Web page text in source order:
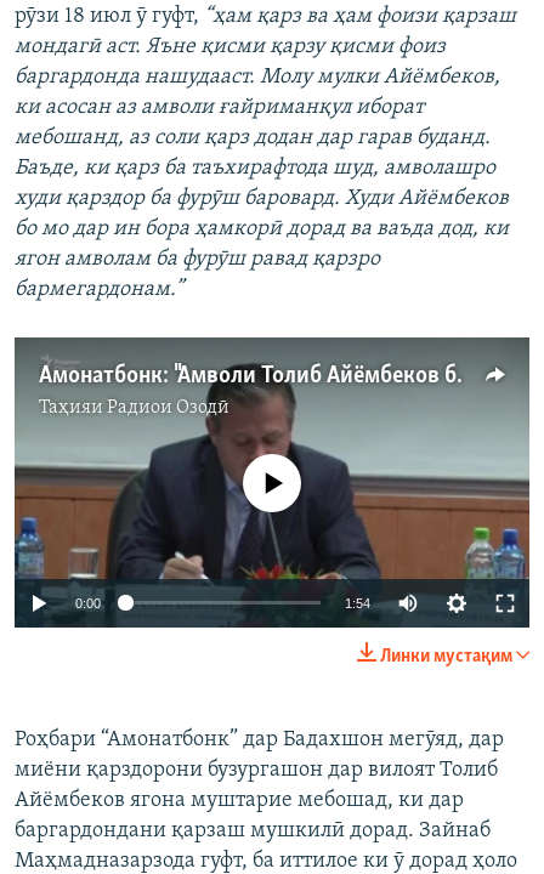
рӯзи 18 июл ӯ гуфт, “ҳам қарз ва ҳам фоизи қарзаш
мондагӣ аст. Яъне қисми қарзу қисми фоиз
баргардонда нашудааст. Молу мулки Айёмбеков,
ки асосан аз амволи ғайриманқул иборат
мебошанд, аз соли қарз додан дар гарав буданд.
Баъде, ки қарз ба таъхирафтода шуд, амволашро
худи қарздор ба фурӯш баровард. Худи Айёмбеков
бо мо дар ин бора ҳамкорӣ дорад ва ваъда дод, ки
ягон амволам ба фурӯш равад қарзро
бармегардонам.”
Амонатбонк: "Амволи Толиб Айёмбеков ба фурӯш гузошта шуд"
Таҳияи Радиои Озодӣ
Феълан кор намекунад
0:00 1:54
Линки мустақим
​Роҳбари “Амонатбонк” дар Бадахшон мегӯяд, дар
миёни қарздорони бузургашон дар вилоят Толиб
Айёмбеков ягона муштарие мебошад, ки дар
баргардондани қарзаш мушкилӣ дорад. Зайнаб
Маҳмадназарзода гуфт, ба иттилое ки ӯ дорад ҳоло